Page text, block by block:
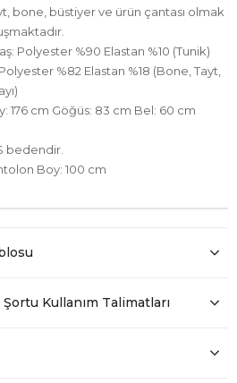
bone, büstiyer ve ürün çantası olmak
Polyester %90 Elastan %10 (Tunik)
%82 Elastan %18 (Bone, Tayt,
176 cm Göğüs: 83 cm Bel: 60 cm
bedendir.
Boy: 100 cm
Kullanım Talimatları